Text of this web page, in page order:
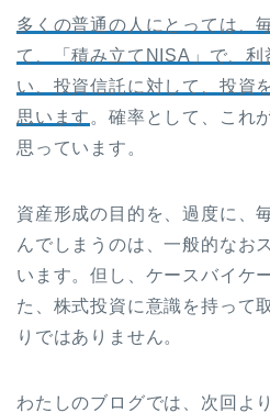
多くの普通の人にとっては、
て、「積み立てNISA」で、利
い、投資信託に対して、投資
思います 。確率として、これ
思っています。
資産形成の目的を、過度に、
んでしまうのは、一般的なお
います。但し、ケースバイケ
た、株式投資に意識を持って
りではありません。
わたしのブログでは、次回よ